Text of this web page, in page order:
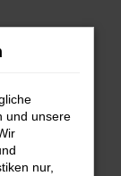
und unsere
nur,